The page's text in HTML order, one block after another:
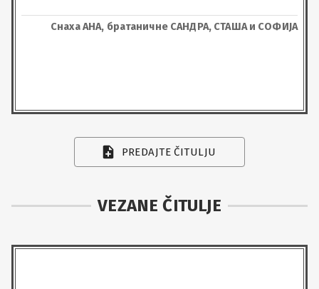
Снаха АНА, братаничне САНДРА, СТАША и СОФИЈА
PREDAJTE ČITULJU
VEZANE ČITULJE